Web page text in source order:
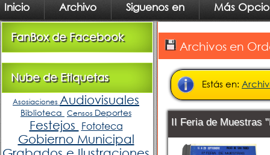
Inicio Archivo Siguenos en Más
FanBox de Facebook
Nube de Etiquetas
Asosiaciones Audiovisuales
Biblioteca Censos Deportes
Festejos Fototeca
Gobierno Municipal
Archivos en
Estás en:
II Feria de Muestras